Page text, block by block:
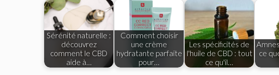
Sérénité naturelle :
découvrez
comment le CBD
aide à…
Comment choisir
une crème
hydratante parfaite
pour…
Les spécificités de
l'huile de CBD : tout
ce qu'il…
ce